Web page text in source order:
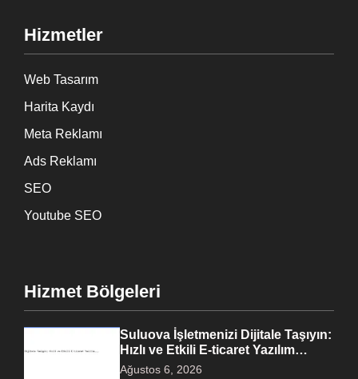
Hizmetler
Web Tasarım
Harita Kaydı
Meta Reklamı
Ads Reklamı
SEO
Youtube SEO
Hizmet Bölgeleri
Suluova İşletmenizi Dijitale Taşıyın:
Hızlı ve Etkili E-ticaret Yazılım…
Ağustos 6, 2026